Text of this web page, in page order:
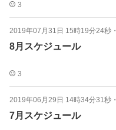
3
2019年07月31日 15時19分24秒 ・
8月スケジュール
3
2019年06月29日 14時34分31秒 ・
7月スケジュール